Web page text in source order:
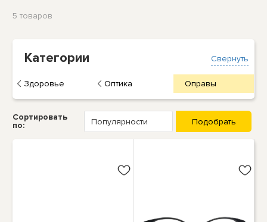
5 товаров
Свернуть
Категории
Здоровье Оптика Оправы
Сортировать
по: